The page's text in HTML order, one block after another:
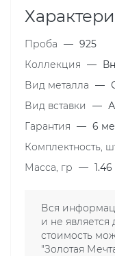
Проба — 925
Коллекция —
Вид металла —
Вид вставки
—
Гарантия — 6
Комплектность,
Масса, гр — 1.46
Вся
и не
стоимость
"Золотая